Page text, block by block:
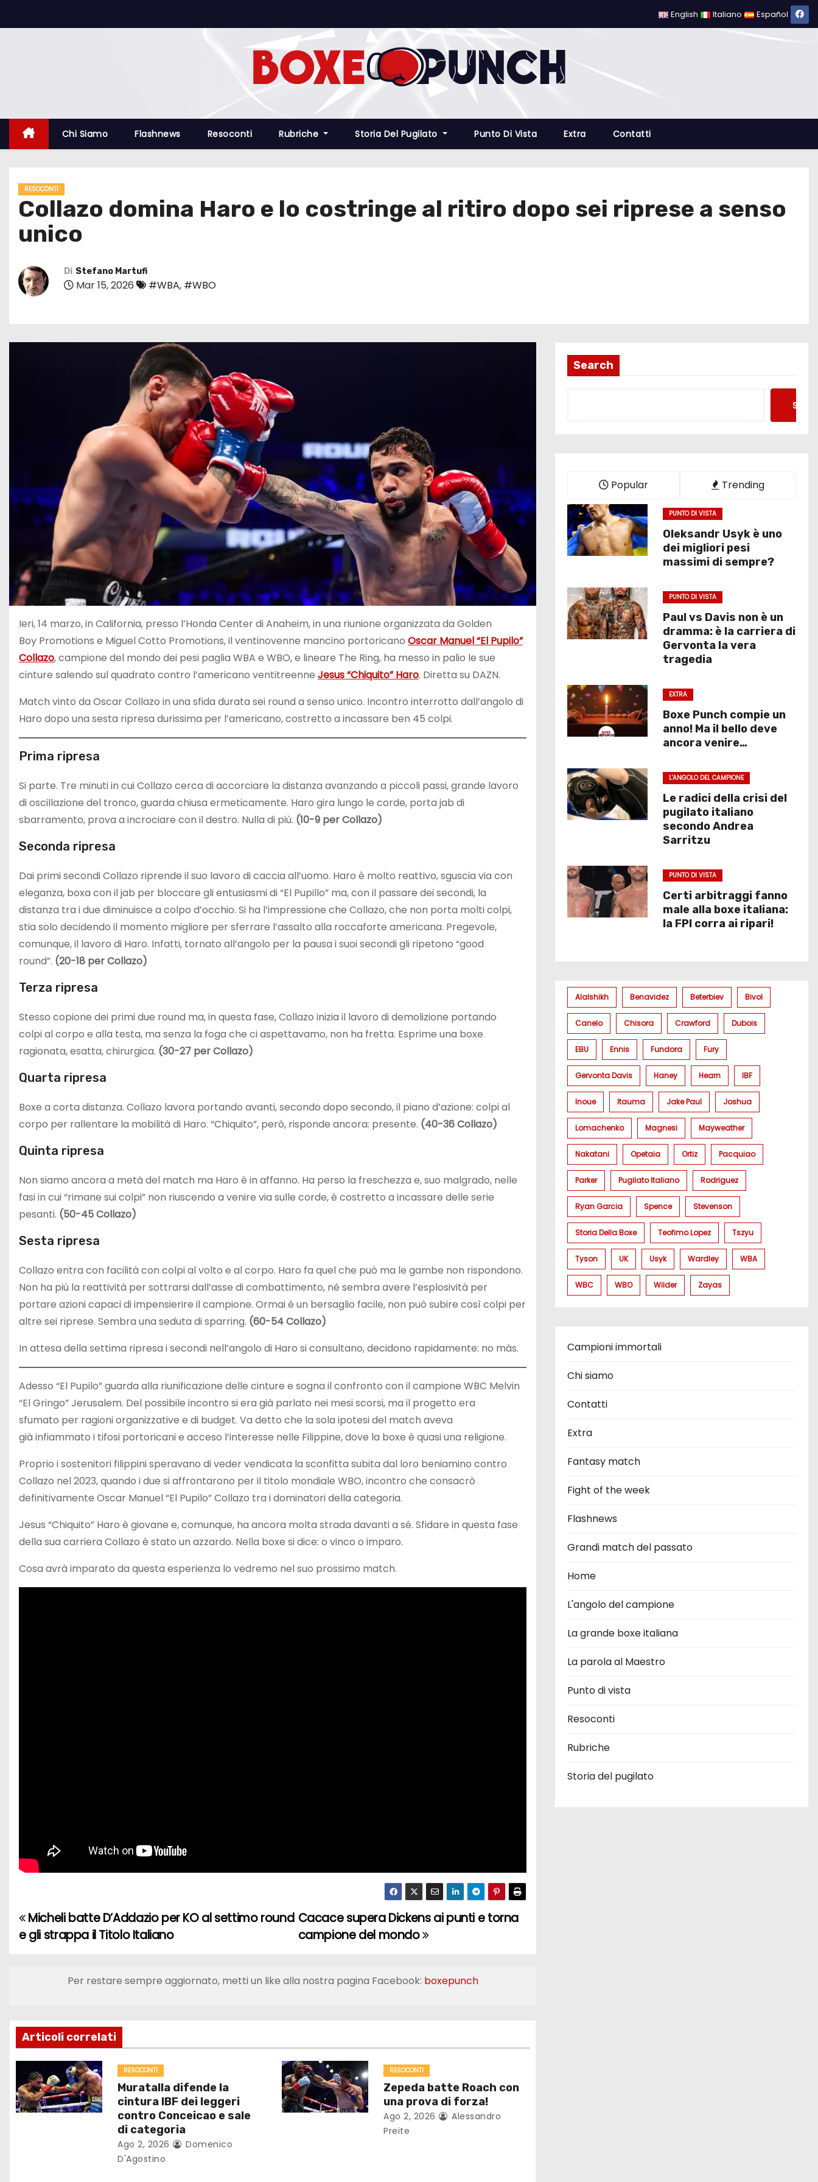
a
English Italiano Español
Chi Siamo Flashnews Resoconti Rubriche Storia Del Pugilato Punto Di Vista Extra Contatti
RESOCONTI
Collazo domina Haro e lo costringe al ritiro dopo sei riprese a senso
unico
Di Stefano Martufi
Mar 15, 2026 #WBA, #WBO
Ieri, 14 marzo, in California, presso l’Honda Center di Anaheim, in una riunione organizzata da Golden
Boy Promotions e Miguel Cotto Promotions, il ventinovenne mancino portoricano Oscar Manuel “El Pupilo”
Collazo, campione del mondo dei pesi paglia WBA e WBO, e lineare The Ring, ha messo in palio le sue
cinture salendo sul quadrato contro l’americano ventitreenne Jesus “Chiquito” Haro. Diretta su DAZN.
Match vinto da Oscar Collazo in una sfida durata sei round a senso unico. Incontro interrotto dall’angolo di
Haro dopo una sesta ripresa durissima per l’americano, costretto a incassare ben 45 colpi.
Prima ripresa
Si parte. Tre minuti in cui Collazo cerca di accorciare la distanza avanzando a piccoli passi, grande lavoro
di oscillazione del tronco, guarda chiusa ermeticamente. Haro gira lungo le corde, porta jab di
sbarramento, prova a incrociare con il destro. Nulla di più. (10-9 per Collazo)
Seconda ripresa
Dai primi secondi Collazo riprende il suo lavoro di caccia all’uomo. Haro è molto reattivo, sguscia via con
eleganza, boxa con il jab per bloccare gli entusiasmi di “El Pupillo” ma, con il passare dei secondi, la
distanza tra i due diminuisce a colpo d’occhio. Si ha l’impressione che Collazo, che non porta molti colpi,
stia solo decidendo il momento migliore per sferrare l’assalto alla roccaforte americana. Pregevole,
comunque, il lavoro di Haro. Infatti, tornato all’angolo per la pausa i suoi secondi gli ripetono “good
round”. (20-18 per Collazo)
Terza ripresa
Stesso copione dei primi due round ma, in questa fase, Collazo inizia il lavoro di demolizione portando
colpi al corpo e alla testa, ma senza la foga che ci aspettavamo, non ha fretta. Esprime una boxe
ragionata, esatta, chirurgica. (30-27 per Collazo)
Quarta ripresa
Boxe a corta distanza. Collazo lavora portando avanti, secondo dopo secondo, il piano d’azione: colpi al
corpo per rallentare la mobilità di Haro. “Chiquito”, però, risponde ancora: presente. (40-36 Collazo)
Quinta ripresa
Non siamo ancora a metà del match ma Haro è in affanno. Ha perso la freschezza e, suo malgrado, nelle
fasi in cui “rimane sui colpi” non riuscendo a venire via sulle corde, è costretto a incassare delle serie
pesanti. (50-45 Collazo)
Sesta ripresa
Collazo entra con facilità con colpi al volto e al corpo. Haro fa quel che può ma le gambe non rispondono.
Non ha più la reattività per sottrarsi dall’asse di combattimento, né sembra avere l’esplosività per
portare azioni capaci di impensierire il campione. Ormai è un bersaglio facile, non può subire così colpi per
altre sei riprese. Sembra una seduta di sparring. (60-54 Collazo)
In attesa della settima ripresa i secondi nell’angolo di Haro si consultano, decidono rapidamente: no màs.
Adesso “El Pupilo” guarda alla riunificazione delle cinture e sogna il confronto con il campione WBC Melvin
“El Gringo” Jerusalem. Del possibile incontro si era già parlato nei mesi scorsi, ma il progetto era
sfumato per ragioni organizzative e di budget. Va detto che la sola ipotesi del match aveva
già infiammato i tifosi portoricani e acceso l’interesse nelle Filippine, dove la boxe è quasi una religione.
Proprio i sostenitori filippini speravano di veder vendicata la sconfitta subita dal loro beniamino contro
Collazo nel 2023, quando i due si affrontarono per il titolo mondiale WBO, incontro che consacrò
definitivamente Oscar Manuel “El Pupilo” Collazo tra i dominatori della categoria.
Jesus “Chiquito” Haro è giovane e, comunque, ha ancora molta strada davanti a sé. Sfidare in questa fase
della sua carriera Collazo è stato un azzardo. Nella boxe si dice: o vinco o imparo.
Cosa avrà imparato da questa esperienza lo vedremo nel suo prossimo match.
N
g
a
z
i
Cacace supera Dickens ai punti e torna
campione del mondo
Micheli batte D’Addazio per KO al settimo round
e gli strappa il Titolo Italiano
Per restare sempre aggiornato, metti un like alla nostra pagina Facebook: boxepunch
Articoli correlati
RESOCONTI
Muratalla difende la
cintura IBF dei leggeri
contro Conceicao e sale
di categoria
Ago 2, 2026
Domenico
D'Agostino
RESOCONTI
Zepeda batte Roach con
una prova di forza!
Ago 2, 2026
Alessandro
Preite
Search
Popular Trending
PUNTO DI VISTA
Oleksandr Usyk è uno
dei migliori pesi
massimi di sempre?
PUNTO DI VISTA
Paul vs Davis non è un
dramma: è la carriera di
Gervonta la vera
tragedia
EXTRA
Boxe Punch compie un
anno! Ma il bello deve
ancora venire…
L'ANGOLO DEL CAMPIONE
Le radici della crisi del
pugilato italiano
secondo Andrea
Sarritzu
PUNTO DI VISTA
Certi arbitraggi fanno
male alla boxe italiana:
la FPI corra ai ripari!
Alalshikh Benavidez Beterbiev Bivol
Canelo Chisora Crawford Dubois
EBU Ennis Fundora Fury
Gervonta Davis Haney Hearn IBF
Inoue Itauma Jake Paul Joshua
Lomachenko Magnesi Mayweather
Nakatani Opetaia Ortiz Pacquiao
Parker Pugilato Italiano Rodriguez
Ryan Garcia Spence Stevenson
Storia Della Boxe Teofimo Lopez Tszyu
Tyson UK Usyk Wardley WBA
WBC WBO Wilder Zayas
Campioni immortali
Chi siamo
Contatti
Extra
Fantasy match
Fight of the week
Flashnews
Grandi match del passato
Home
L'angolo del campione
La grande boxe italiana
La parola al Maestro
Punto di vista
Resoconti
Rubriche
Storia del pugilato